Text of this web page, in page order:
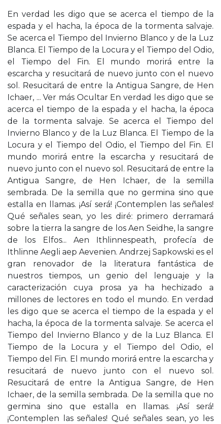
En verdad les digo que se acerca el tiempo de la
espada y el hacha, la época de la tormenta salvaje.
Se acerca el Tiempo del Invierno Blanco y de la Luz
Blanca. El Tiempo de la Locura y el Tiempo del Odio,
el Tiempo del Fin. El mundo morirá entre la
escarcha y resucitará de nuevo junto con el nuevo
sol. Resucitará de entre la Antigua Sangre, de Hen
Ichaer, ... Ver más Ocultar En verdad les digo que se
acerca el tiempo de la espada y el hacha, la época
de la tormenta salvaje. Se acerca el Tiempo del
Invierno Blanco y de la Luz Blanca. El Tiempo de la
Locura y el Tiempo del Odio, el Tiempo del Fin. El
mundo morirá entre la escarcha y resucitará de
nuevo junto con el nuevo sol. Resucitará de entre la
Antigua Sangre, de Hen Ichaer, de la semilla
sembrada. De la semilla que no germina sino que
estalla en llamas. ¡Así será! ¡Contemplen las señales!
Qué señales sean, yo les diré: primero derramará
sobre la tierra la sangre de los Aen Seidhe, la sangre
de los Elfos... Aen Ithlinnespeath, profecía de
Ithlinne Aegli aep Aevenien. Andrzej Sapkowski es el
gran renovador de la literatura fantástica de
nuestros tiempos, un genio del lenguaje y la
caracterización cuya prosa ya ha hechizado a
millones de lectores en todo el mundo. En verdad
les digo que se acerca el tiempo de la espada y el
hacha, la época de la tormenta salvaje. Se acerca el
Tiempo del Invierno Blanco y de la Luz Blanca. El
Tiempo de la Locura y el Tiempo del Odio, el
Tiempo del Fin. El mundo morirá entre la escarcha y
resucitará de nuevo junto con el nuevo sol.
Resucitará de entre la Antigua Sangre, de Hen
Ichaer, de la semilla sembrada. De la semilla que no
germina sino que estalla en llamas. ¡Así será!
¡Contemplen las señales! Qué señales sean, yo les